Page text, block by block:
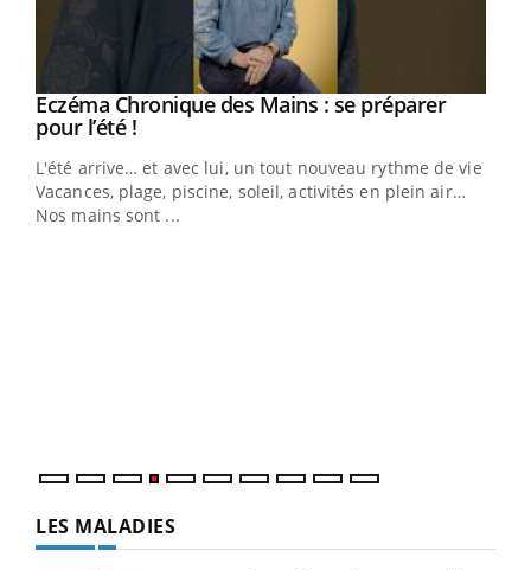
Youtube
Eczéma Chronique des Mains : se préparer
pour l’été !Youtube
L'été arrive… et avec lui, un tout nouveau rythme de vie !
Vacances, plage, piscine, soleil, activités en plein air…
Nos mains sont ...
LES MALADIES